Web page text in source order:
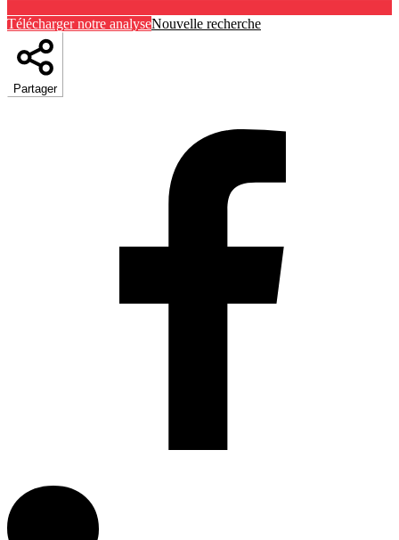
Télécharger notre analyseNouvelle recherche
Partager